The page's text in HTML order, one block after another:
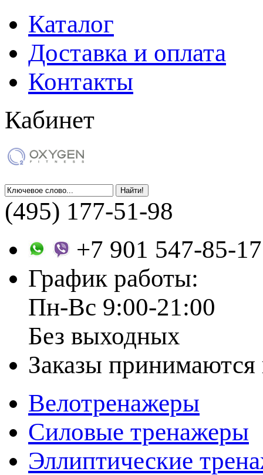
Каталог
Доставка и оплата
Контакты
Кабинет
(495) 177-51-98
+7 901 547-85-17
График работы:
Пн-Вс 9:00-21:00
Без выходных
Заказы принимаются
Велотренажеры
Силовые тренажеры
Эллиптические